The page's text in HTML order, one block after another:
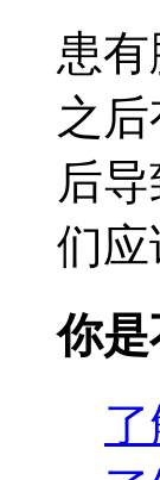
患
之
后
们
你是